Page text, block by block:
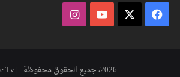
فيسبوك ‫YouTubeانستقرام
2026، جميع الحقوق محفوظة | Sportime Tv